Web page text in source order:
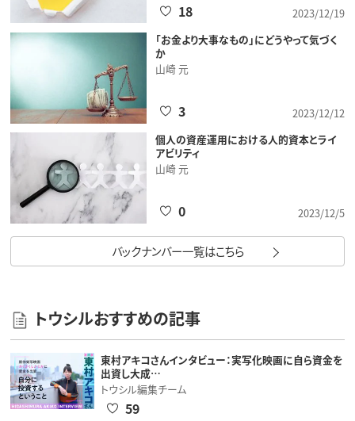
2023/12/19
18
「お金より大事なもの」にどうやって気づく
か
山崎 元
2023/12/12
3
個人の資産運用における人的資本とライ
アビリティ
山崎 元
2023/12/5
0
バックナンバー一覧はこちら
トウシルおすすめの記事
東村アキコさんインタビュー：実写化映画に自ら資金を
出資し大成…
トウシル編集チーム
59